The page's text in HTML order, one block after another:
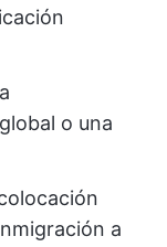
o una
a